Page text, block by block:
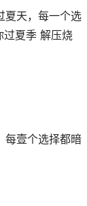
夏天，每一个选
过夏季 解压烧
每壹个选择都暗